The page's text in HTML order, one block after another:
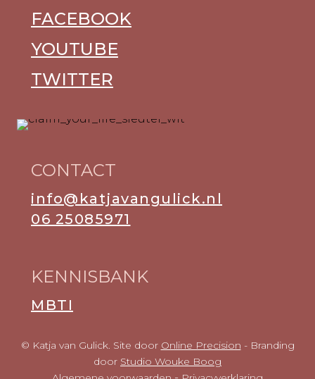
FACEBOOK
YOUTUBE
TWITTER
CONTACT
info@katjavangulick.nl
06 25085971
KENNISBANK
MBTI
© Katja van Gulick. Site door Online Precision - Branding
door Studio Wouke Boog